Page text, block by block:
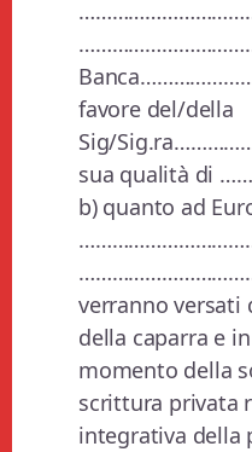
favore del/della
Sig/
sua qualità di
b) quanto ad
verranno versati
della caparra e
momento della
scrittura privata
integrativa della